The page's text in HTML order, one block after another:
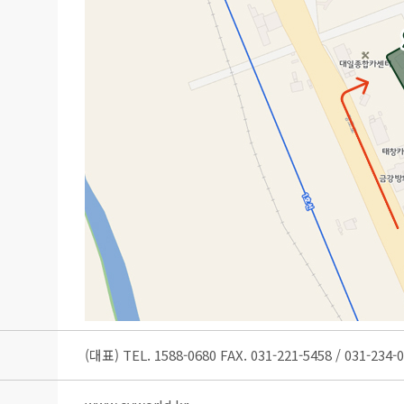
(대표) TEL. 1588-0680 FAX. 031-221-5458 / 031-234-